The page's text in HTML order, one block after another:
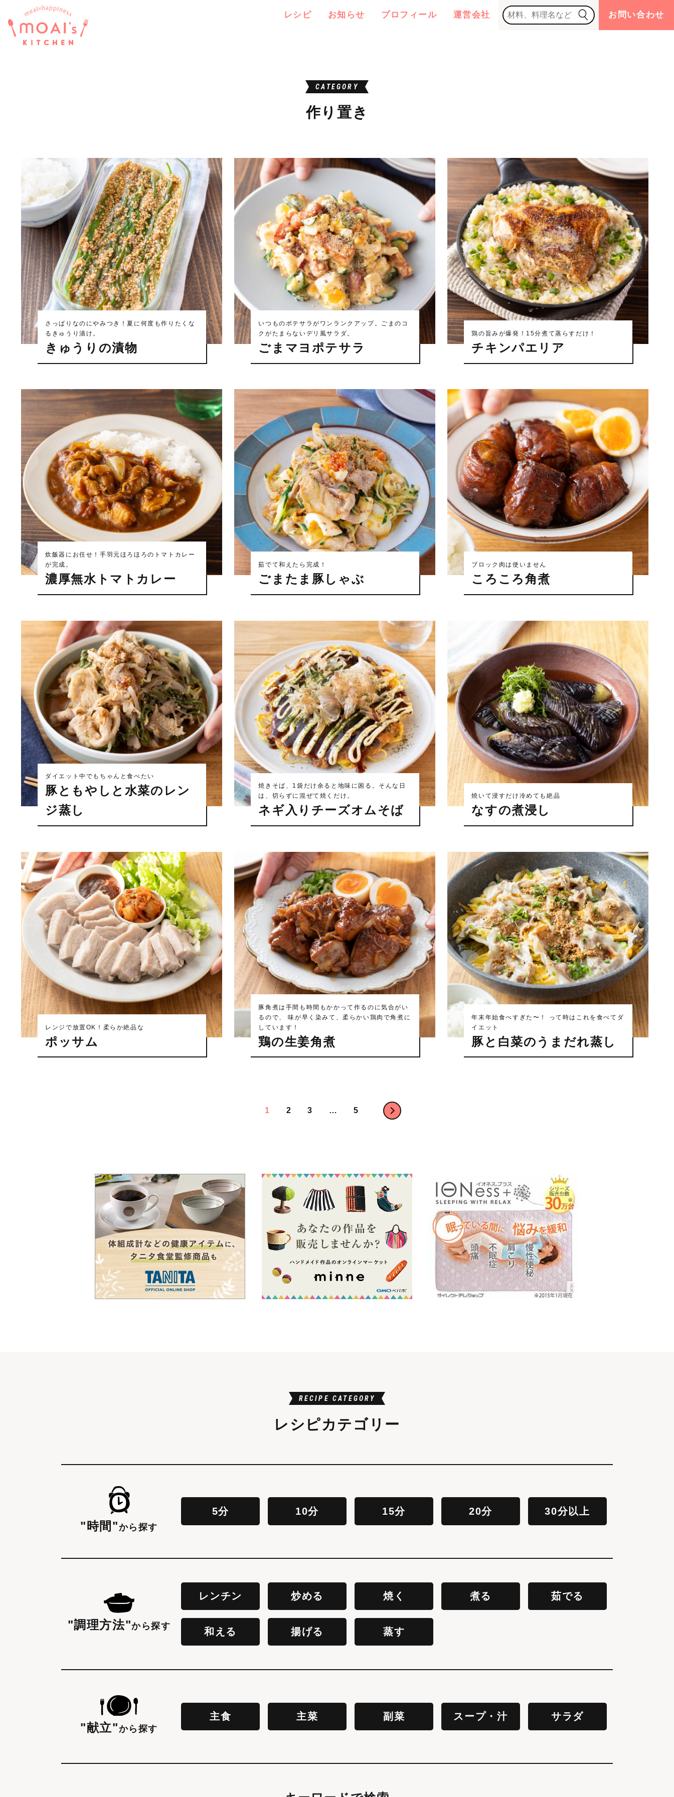
レシピ お知らせ プロフィール 運営会社 お問い合わせ
CATEGORY
作り置き
さっぱりなのにやみつき！夏に何度も作りたくな
るきゅうり漬け。
きゅうりの漬物
いつものポテサラがワンランクアップ。ごまのコ
クがたまらないデリ風サラダ。
ごまマヨポテサラ
鶏の旨みが爆発！15分煮て蒸らすだけ！
チキンパエリア
炊飯器にお任せ！手羽元ほろほろのトマトカレー
が完成。
濃厚無水トマトカレー
茹でて和えたら完成！
ごまたま豚しゃぶ
ブロック肉は使いません
ころころ角煮
ダイエット中でもちゃんと食べたい
豚ともやしと水菜のレン
ジ蒸し
焼きそば、1袋だけ余ると地味に困る。そんな日
は、切らずに混ぜて焼くだけ。
ネギ入りチーズオムそば
焼いて浸すだけ冷めても絶品
なすの煮浸し
レンジで放置OK！柔らか絶品な
ポッサム
豚角煮は手間も時間もかかって作るのに気合がい
るので、 味が早く染みて、柔らかい鶏肉で角煮に
しています！
鶏の生姜角煮
年末年始食べすぎた〜！ って時はこれを食べてダ
イエット
豚と白菜のうまだれ蒸し
1 2 3 … 5
RECIPE CATEGORY
レシピカテゴリー
"時間"から探す
5分 10分 15分 20分 30分以上
"調理方法"から探す
レンチン 炒める 焼く 煮る 茹でる
和える 揚げる 蒸す
"献立"から探す
主食 主菜 副菜 スープ・汁 サラダ